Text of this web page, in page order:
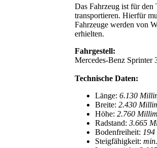
Das Fahrzeug ist für
transportieren. Hierfür
Fahrzeuge werden von
erhielten.
Fahrgestell:
Mercedes-Benz Sprinter
Technische Daten:
Länge: 6.130
Breite: 2.430
Höhe: 2.760
Radstand: 3.665
Bodenfreiheit:
Steigfähigkeit: